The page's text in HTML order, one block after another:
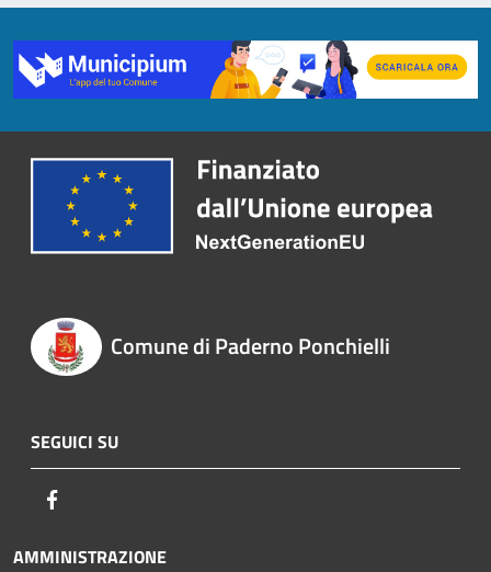
Comune di Paderno Ponchielli
SEGUICI SU
AMMINISTRAZIONE